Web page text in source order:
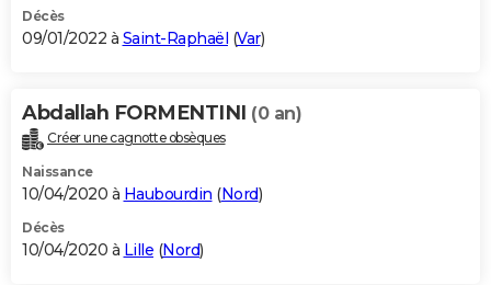
Décès
09/01/2022 à Saint-Raphaël (Var)
Abdallah FORMENTINI (0 an)
Créer une cagnotte obsèques
Naissance
10/04/2020 à Haubourdin (Nord)
Décès
10/04/2020 à Lille (Nord)